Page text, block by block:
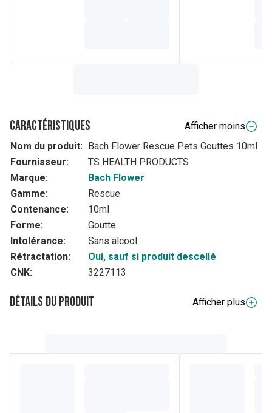
Caractéristiques
Afficher moins
Nom du produit: Bach Flower Rescue Pets Gouttes 10ml
Fournisseur:
TS HEALTH PRODUCTS
Marque:
Bach Flower
Gamme:
Rescue
Contenance:
10ml
Forme:
Goutte
Intolérance:
Sans alcool
Rétractation:
Oui, sauf si produit descellé
CNK:
3227113
Détails du produit
Afficher plus
que l'animal trouve désagréables. Il s'agit notamment d'une